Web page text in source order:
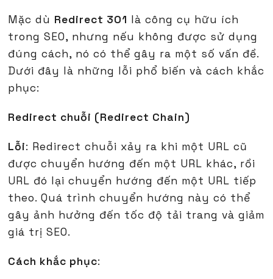
Mặc dù Redirect 301 là công cụ hữu ích
trong SEO, nhưng nếu không được sử dụng
đúng cách, nó có thể gây ra một số vấn đề.
Dưới đây là những lỗi phổ biến và cách khắc
phục:
Redirect chuỗi (Redirect Chain)
Lỗi: Redirect chuỗi xảy ra khi một URL cũ
được chuyển hướng đến một URL khác, rồi
URL đó lại chuyển hướng đến một URL tiếp
theo. Quá trình chuyển hướng này có thể
gây ảnh hưởng đến tốc độ tải trang và giảm
giá trị SEO.
Cách khắc phục: